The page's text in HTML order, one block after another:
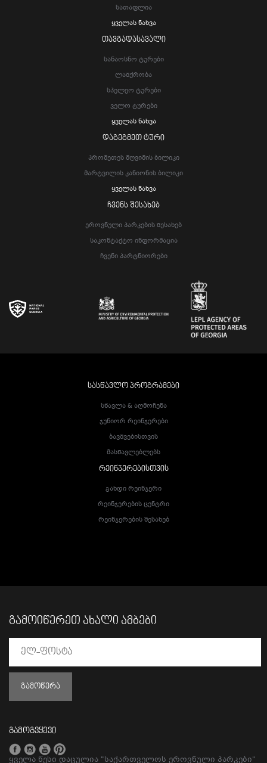
Სათაფლია
Ყველას Ნახვა
ᲗᲐᲕᲒᲐᲓᲐᲡᲐᲕᲐᲚᲘ
Სანაოსნო Ტურები
Ლაშქრობა
Სპელეო Ტურები
Ველო Ტურები
Ყველას Ნახვა
ᲓᲐᲒᲔᲒᲛᲔᲗ ᲢᲣᲠᲘ
Პრომეთეს Მღვიმის Ბილიკი
Მარტვილის Კანიონის Ბილიკი
Ყველას Ნახვა
ᲩᲕᲔᲜᲡ ᲨᲔᲡᲐᲮᲔᲑ
Ეროვნული Პარკების Შესახებ
Საკონტაქტო Ინფორმაცია
Ჩვენი Პარტნიორები
ᲡᲐᲡᲬᲐᲕᲚᲝ ᲞᲠᲝᲒᲠᲐᲛᲔᲑᲘ
Სწავლა & Აღმოჩენა
Ჯუნიორ Რეინჯერები
Ბავშვებისთვის
Მასწავლებლებს
ᲠᲔᲘᲜᲯᲔᲠᲔᲑᲘᲡᲗᲕᲘᲡ
Გახდი Რეინჯერი
Რეინჯერების Ცენტრი
Რეინჯერების Შესახებ
ᲒᲐᲛᲝᲘᲬᲔᲠᲔᲗ ᲐᲮᲐᲚᲘ ᲐᲛᲑᲔᲑᲘ
ᲒᲐᲛᲝᲬᲔᲠᲐ
გამოგვყევი
ყველა წესი დაცულია "საქართველოს ეროვნული პარკები"